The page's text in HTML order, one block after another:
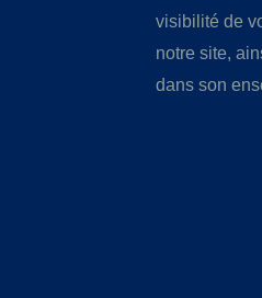
visibilité de
notre site,
dans son